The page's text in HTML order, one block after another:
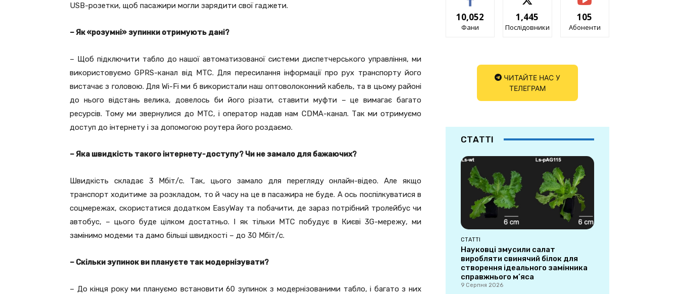
USB-розетки, щоб пасажири могли зарядити свої гаджети.
– Як «розумні» зупинки отримують дані?
– Щоб підключити табло до нашої автоматизованої системи диспетчерського управління, ми
використовуємо GPRS-канал від МТС. Для пересилання інформації про рух транспорту його
вистачає з головою. Для Wi-Fi ми б використали наш оптоволоконний кабель, та в цьому районі
до нього відстань велика, довелось би його різати, ставити муфти – це вимагає багато
ресурсів. Тому ми звернулися до МТС, і оператор надав нам CDMA-канал. Так ми отримуємо
доступ до інтернету і за допомогою роутера його роздаємо.
– Яка швидкість такого інтернету-доступу? Чи не замало для бажаючих?
Швидкість складає 3 Мбіт/с. Так, цього замало для перегляду онлайн-відео. Але якщо
транспорт ходитиме за розкладом, то й часу на це в пасажира не буде. А ось поспілкуватися в
соцмережах, скористатися додатком EasyWay та побачити, де зараз потрібний тролейбус чи
автобус, – цього буде цілком достатньо. І як тільки МТС побудує в Києві 3G-мережу, ми
замінимо модеми та дамо більші швидкості – до 30 Мбіт/с.
– Скільки зупинок ви плануєте так модернізувати?
– До кінця року ми плануємо встановити 60 зупинок з модернізованими табло, і багато з них
10,052
Фани
1,445
Послідовники
105
Абоненти
ЧИТАЙТЕ НАС У
ТЕЛЕГРАМ
СТАТТІ
СТАТТІ
Науковці змусили салат
виробляти свинячий білок для
створення ідеального замінника
справжнього м’яса
9 Серпня 2026